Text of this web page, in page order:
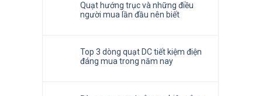
Quạt hướng trục và những điều
người mua lần đầu nên biết
Top 3 dòng quạt DC tiết kiệm điện
đáng mua trong năm nay